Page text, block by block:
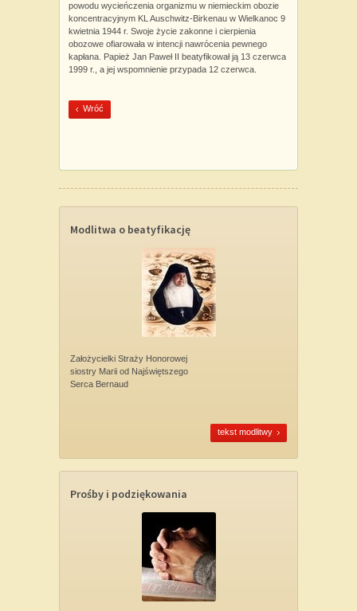
powodu wycieńczenia organizmu w niemieckim obozie
koncentracyjnym KL Auschwitz-Birkenau w Wielkanoc 9
kwietnia 1944 r. Swoje życie zakonne i cierpienia
obozowe ofiarowała w intencji nawrócenia pewnego
kapłana. Papież Jan Paweł II beatyfikował ją 13 czerwca
1999 r., a jej wspomnienie przypada 12 czerwca.
Wróć
Modlitwa o beatyfikację
Założycielki Straży Honorowej
siostry Marii od Najświętszego
Serca Bernaud
tekst modlitwy
Prośby i podziękowania